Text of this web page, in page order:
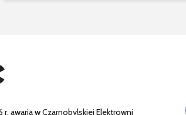
r. awaria w Czarnobylskiej Elektrowni